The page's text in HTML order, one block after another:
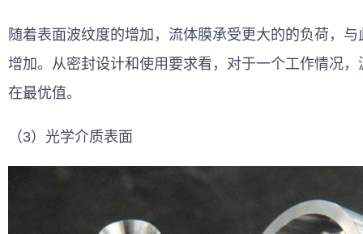
随着表面波纹度的增加，流体膜承受更大的的负荷，
增加。从密封设计和使用要求看，对于一个工作情况
在最优值。
（3）光学介质表面